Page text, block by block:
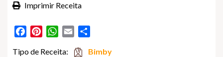
Imprimir Receita
FacebookPinterestWhatsApp
Email
Tipo de Receita: Bimby